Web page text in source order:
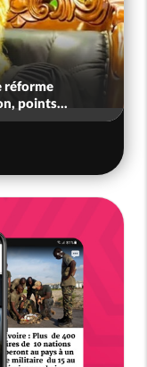
réforme
points...